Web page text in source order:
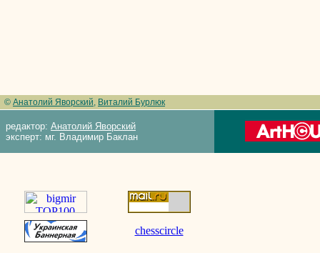
© Анатолий Яворский, Виталий Бурлюк
редактор: Анатолий Яворский
эксперт: мг. Владимир Баклан
chesscircle